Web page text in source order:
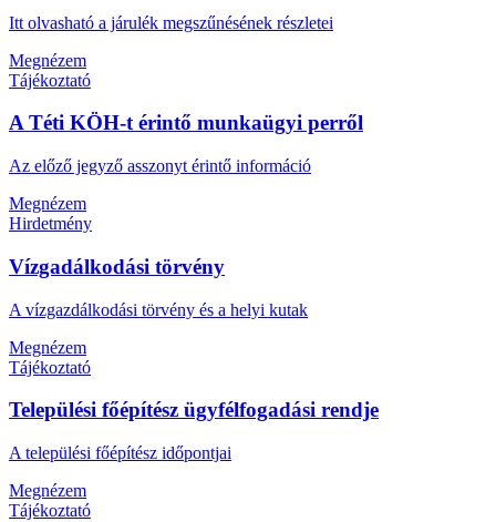
Itt olvasható a járulék megszűnésének részletei
Megnézem
Tájékoztató
A Téti KÖH-t érintő munkaügyi perről
Az előző jegyző asszonyt érintő információ
Megnézem
Hirdetmény
Vízgadálkodási törvény
A vízgazdálkodási törvény és a helyi kutak
Megnézem
Tájékoztató
Települési főépítész ügyfélfogadási rendje
A települési főépítész időpontjai
Megnézem
Tájékoztató